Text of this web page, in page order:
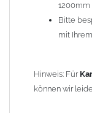
1200mm
Bitte
mit
Hinweis: Für
können wir